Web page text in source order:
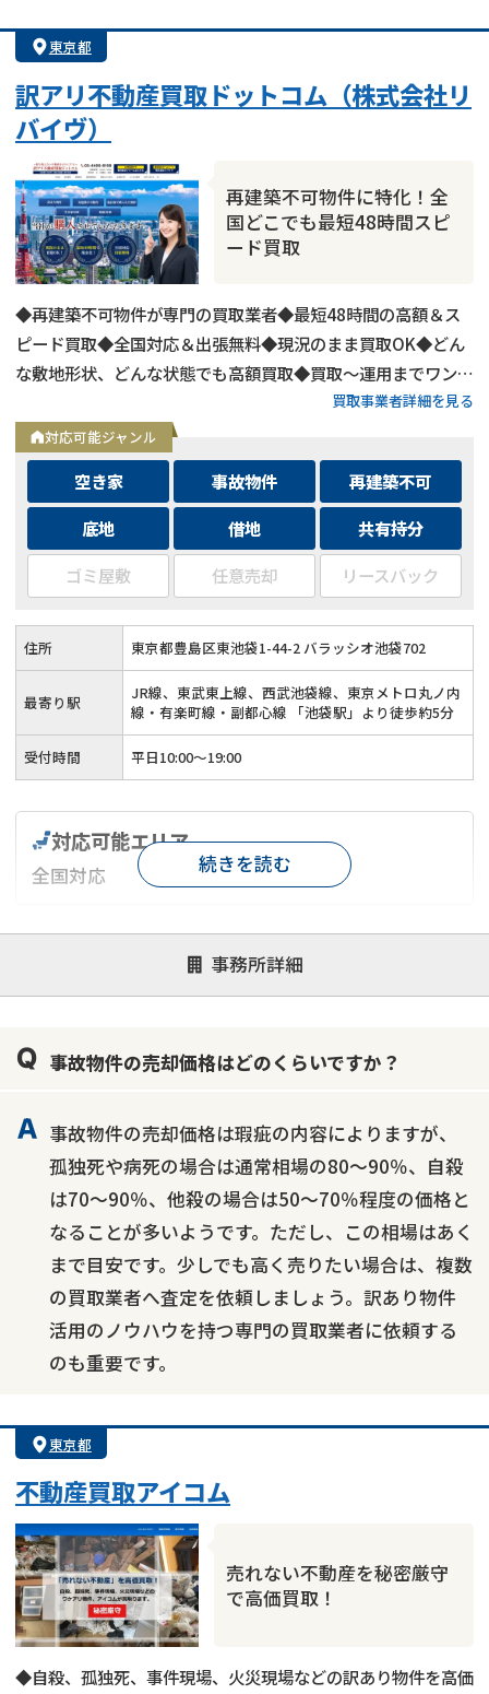
東京都
訳アリ不動産買取ドットコム（株式会社リ
バイヴ）
再建築不可物件に特化！全
国どこでも最短48時間スピ
ード買取
◆再建築不可物件が専門の買取業者◆最短48時間の高額＆ス
ピード買取◆全国対応＆出張無料◆現況のまま買取OK◆どん
な敷地形状、どんな状態でも高額買取◆買取〜運用までワンス
トップ対応◆無料査定＆相談はフォームから24時間受付
買取事業者詳細を見る
対応可能ジャンル
空き家 事故物件
再建築不可
底地
借地
共有持分
ゴミ屋敷
任意売却 リースバック
住所 東京都豊島区東池袋1-44-2 バラッシオ池袋702
最寄り駅
JR線、東武東上線、西武池袋線、東京メトロ丸ノ内
線・有楽町線・副都心線 「池袋駅」より徒歩約5分
受付時間 平日10:00～19:00
事務所詳細
対応可能エリア
全国対応
対応が親身 オンライン面談可能
レスポンスが早い
1億円以上の買取可
続きを読む
事故物件の売却価格はどのくらいですか？
事故物件の売却価格は瑕疵の内容によりますが、
孤独死や病死の場合は通常相場の80～90％、自殺
は70～90％、他殺の場合は50～70％程度の価格と
なることが多いようです。ただし、この相場はあく
まで目安です。少しでも高く売りたい場合は、複数
の買取業者へ査定を依頼しましょう。訳あり物件
活用のノウハウを持つ専門の買取業者に依頼する
のも重要です。
東京都
不動産買取アイコム
売れない不動産を秘密厳守
で高価買取！
◆自殺、孤独死、事件現場、火災現場などの訳あり物件を高価